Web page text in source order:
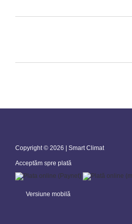
Copyright © 2026 | Smart Climat
Acceptăm spre plată
Versiune mobilă